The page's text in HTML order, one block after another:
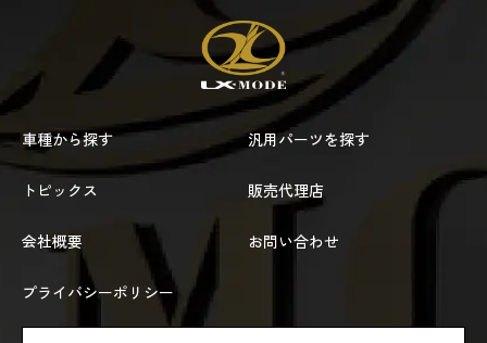
車種から探す 汎用パーツを探す
トピックス 販売代理店
会社概要 お問い合わせ
プライバシーポリシー